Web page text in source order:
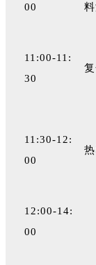
00
11:00-11:
30
11:30-12:
00
12:00-14:
00